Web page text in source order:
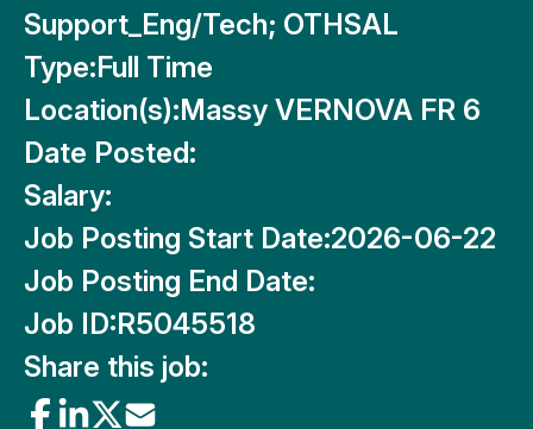
Support_Eng/Tech; OTHSAL
Type:Full Time
Location(s):Massy VERNOVA FR 6
Date Posted:
Salary:
Job Posting Start Date:2026-06-22
Job Posting End Date:
Job ID:R5045518
Share this job: